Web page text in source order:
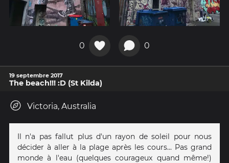
0 0
19 septembre 2017
The beach!!! :D (St Kilda)
Victoria, Australia
Il n'a pas fallut plus d'un rayon de soleil pour nous
décider à aller à la plage après les cours... Pas grand
monde à l'eau (quelques courageux quand même!)